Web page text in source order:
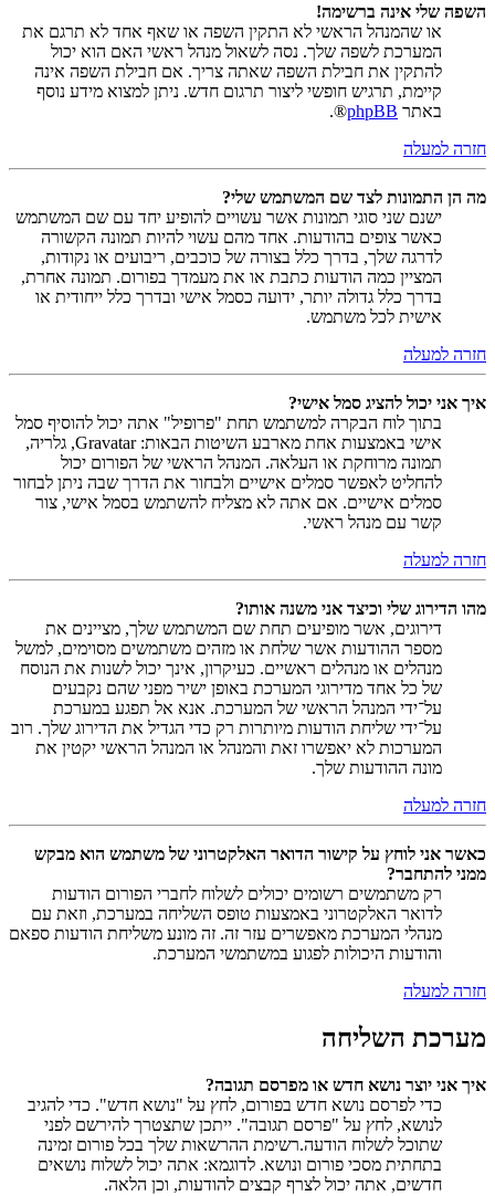
השפה שלי אינה ברשימה!
או שהמנהל הראשי לא התקין השפה או שאף אחד לא תרגם את
המערכת לשפה שלך. נסה לשאול מנהל ראשי האם הוא יכול
להתקין את חבילת השפה שאתה צריך. אם חבילת השפה אינה
קיימת, תרגיש חופשי ליצור תרגום חדש. ניתן למצוא מידע נוסף
באתר phpBB
®.
חזרה למעלה
מה הן התמונות לצד שם המשתמש שלי?
ישנם שני סוגי תמונות אשר עשויים להופיע יחד עם שם המשתמש
כאשר צופים בהודעות. אחד מהם עשוי להיות תמונה הקשורה
לדרגה שלך, בדרך כלל בצורה של כוכבים, ריבועים או נקודות,
המציין כמה הודעות כתבת או את מעמדך בפורום. תמונה אחרת,
בדרך כלל גדולה יותר, ידועה כסמל אישי ובדרך כלל ייחודית או
אישית לכל משתמש.
חזרה למעלה
איך אני יכול להציג סמל אישי?
בתוך לוח הבקרה למשתמש תחת "פרופיל" אתה יכול להוסיף סמל
אישי באמצעות אחת מארבע השיטות הבאות: Gravatar, גלריה,
תמונה מרוחקת או העלאה. המנהל הראשי של הפורום יכול
להחליט לאפשר סמלים אישיים ולבחור את הדרך שבה ניתן לבחור
סמלים אישיים. אם אתה לא מצליח להשתמש בסמל אישי, צור
קשר עם מנהל ראשי.
חזרה למעלה
מהו הדירוג שלי וכיצד אני משנה אותו?
דירוגים, אשר מופיעים תחת שם המשתמש שלך, מציינים את
מספר ההודעות אשר שלחת או מזהים משתמשים מסוימים, למשל
מנהלים או מנהלים ראשיים. כעיקרון, אינך יכול לשנות את הנוסח
של כל אחד מדירוגי המערכת באופן ישיר מפני שהם נקבעים
על־ידי המנהל הראשי של המערכת. אנא אל תפגע במערכת
על־ידי שליחת הודעות מיותרות רק כדי הגדיל את הדירוג שלך. רוב
המערכות לא יאפשרו זאת והמנהל או המנהל הראשי יקטין את
מונה ההודעות שלך.
חזרה למעלה
כאשר אני לוחץ על קישור הדואר האלקטרוני של משתמש הוא מבקש
ממני להתחבר?
רק משתמשים רשומים יכולים לשלוח לחברי הפורום הודעות
לדואר האלקטרוני באמצעות טופס השליחה במערכת, וזאת עם
מנהלי המערכת מאפשרים עזר זה. זה מונע משליחת הודעות ספאם
והודעות היכולות לפגוע במשתמשי המערכת.
חזרה למעלה
מערכת השליחה
איך אני יוצר נושא חדש או מפרסם תגובה?
כדי לפרסם נושא חדש בפורום, לחץ על "נושא חדש". כדי להגיב
לנושא, לחץ על "פרסם תגובה". ייתכן שתצטרך להירשם לפני
שתוכל לשלוח הודעה.רשימת ההרשאות שלך בכל פורום זמינה
בתחתית מסכי פורום ונושא. לדוגמא: אתה יכול לשלוח נושאים
חדשים, אתה יכול לצרף קבצים להודעות, וכן הלאה.